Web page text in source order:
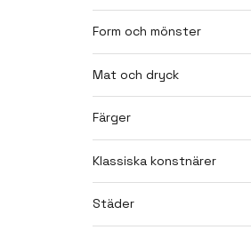
Form och mönster
Mat och dryck
Färger
Klassiska konstnärer
Städer